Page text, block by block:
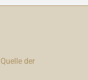
der